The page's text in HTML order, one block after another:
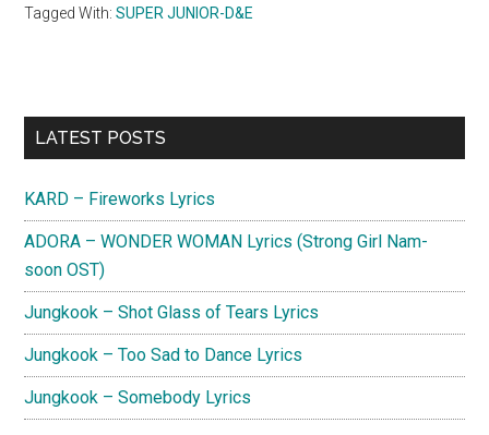
Tagged With:SUPER JUNIOR-D&E
Primary
LATEST POSTS
KARD – Fireworks Lyrics
ADORA – WONDER WOMAN Lyrics (Strong Girl Nam-
soon OST)
Jungkook – Shot Glass of Tears Lyrics
Jungkook – Too Sad to Dance Lyrics
Jungkook – Somebody Lyrics